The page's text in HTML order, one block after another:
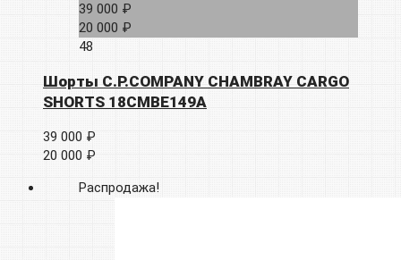
39 000 ₽
20 000 ₽
48
Шорты C.P.COMPANY CHAMBRAY CARGO
SHORTS 18CMBE149A
39 000 ₽
20 000 ₽
Распродажа!